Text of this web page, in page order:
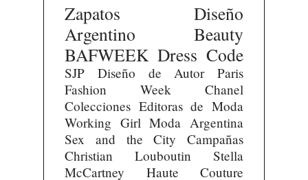
Zapatos
Diseño
Argentino
Beauty
BAFWEEK Dress Code
SJP Diseño de Autor
Paris
Fashion Week
Chanel
Colecciones Editoras de Moda
Working Girl Moda Argentina
Sex and the City
Campañas
Christian Louboutin
Stella
McCartney
Haute Couture